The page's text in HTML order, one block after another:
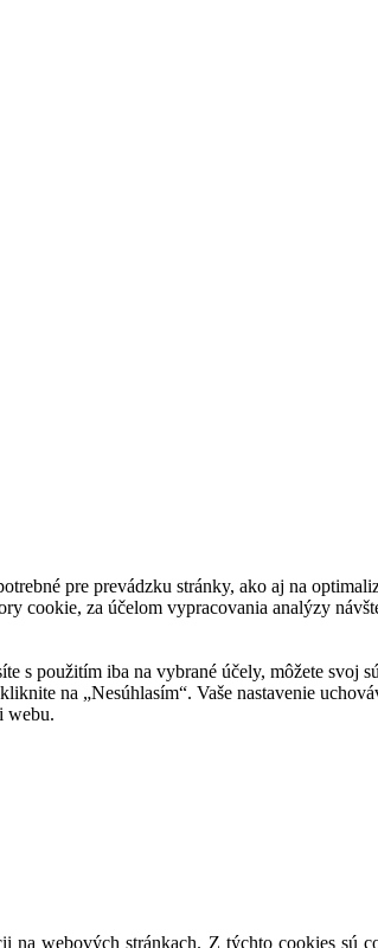
pre prevádzku stránky, ako aj na
cookie, za účelom vypracovania analýzy
s použitím iba na vybrané účely, môžete
na „Nesúhlasím“. Vaše nastavenie
webu.
na webových stránkach. Z týchto cookies sú